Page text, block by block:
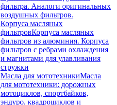
фильтра. Аналоги оригинальных
воздушных фильтров.
Корпуса масляных
фильтровКорпуса масляных
фильтров из алюминия. Корпуса
фильтров с ребрами охлаждения
и магнитами для улавливания
стружки
Масла для мототехникиМасла
для мототехники: дорожных
мотоциклов, спортбайков,
эндуро, квадроциклов и